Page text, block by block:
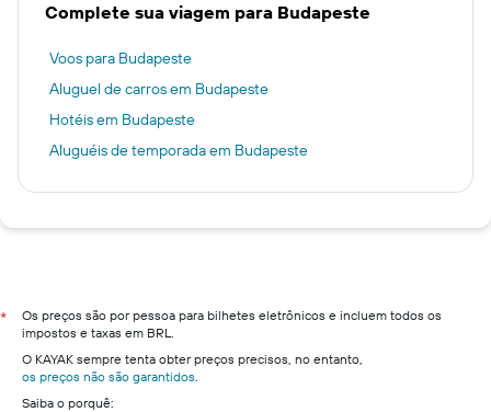
Complete sua viagem para Budapeste
Voos para Budapeste
Aluguel de carros em Budapeste
Hotéis em Budapeste
Aluguéis de temporada em Budapeste
*
Os preços são por pessoa para bilhetes eletrônicos e incluem todos os
impostos e taxas em BRL.
O KAYAK sempre tenta obter preços precisos, no entanto,
os preços não são garantidos.
Saiba o porquê: